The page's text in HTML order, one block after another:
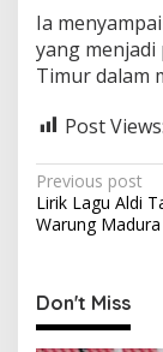
Ia
yang menjadi
Timur dalam
Post Views:
P
o
t
n
Previous post
Lirik Lagu Aldi
Warung Madura
Don't Miss